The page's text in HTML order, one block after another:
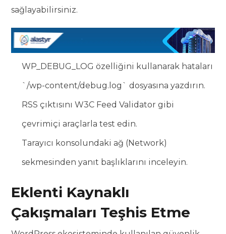
sağlayabilirsiniz.
WP_DEBUG_LOG özelliğini kullanarak hataları
`/wp-content/debug.log` dosyasına yazdırın.
RSS çıktısını W3C Feed Validator gibi
çevrimiçi araçlarla test edin.
Tarayıcı konsolundaki ağ (Network)
sekmesinden yanıt başlıklarını inceleyin.
Eklenti Kaynaklı
Çakışmaları Teşhis Etme